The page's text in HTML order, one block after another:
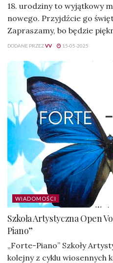
18. urodziny to wyjątkowy
nowego. Przyjdźcie go
Zapraszamy, bo będzie
DODANE PRZEZVV 15-05-2025
WIADOMOŚCI
Szkoła Artystyczna Open
Piano”
„Forte-Piano” Szkoły
kolejny z cyklu wiosennych